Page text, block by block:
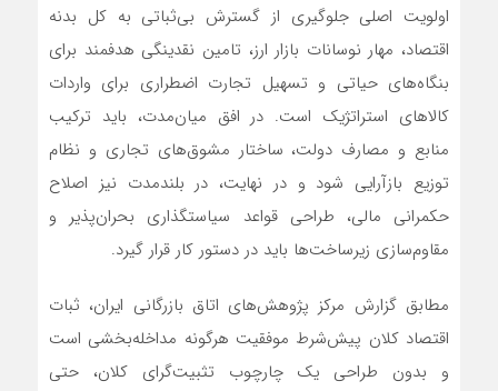
اولویت اصلی جلوگیری از گسترش بی‌ثباتی به کل بدنه
اقتصاد، مهار نوسانات بازار ارز، تامین نقدینگی هدفمند برای
بنگاه‌های حیاتی و تسهیل تجارت اضطراری برای واردات
کالاهای استراتژیک است. در افق میان‌مدت، باید ترکیب
منابع و مصارف دولت، ساختار مشوق‌های تجاری و نظام
توزیع بازآرایی شود و در نهایت، در بلندمدت نیز اصلاح
حکمرانی مالی، طراحی قواعد سیاستگذاری بحران‌پذیر و
مقاوم‌سازی زیرساخت‌ها باید در دستور کار قرار گیرد.
مطابق گزارش مرکز پژوهش‌های اتاق بازرگانی ایران، ثبات
اقتصاد کلان پیش‌شرط موفقیت هرگونه مداخله‌بخشی است
و بدون طراحی یک چارچوب تثبیت‌گرای کلان، حتی